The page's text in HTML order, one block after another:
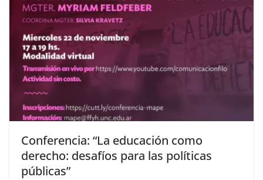
Conferencia: “La educación como
derecho: desafíos para las políticas
públicas”